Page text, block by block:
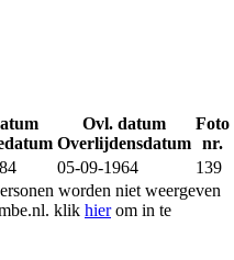
Ovl. datum
Overlijdensdatum
Foto
nr.
05-09-1964
139
worden niet weergeven
klik hierom in te